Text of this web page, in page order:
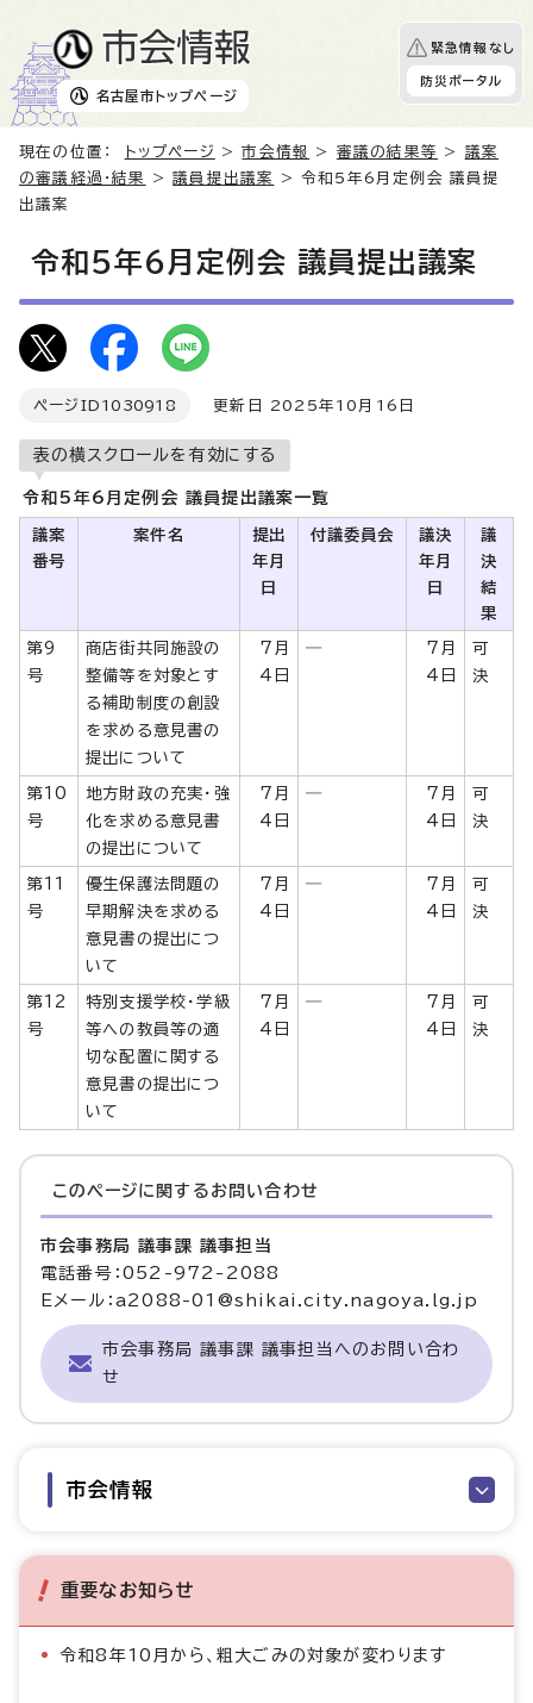
名古屋市 トップページ
緊急情報なし
防災ポータル
現在の位置： トップページ >市会情報 > 審議の結果等 > 議案
の審議経過・結果
>議員提出議案
> 令和5年6月定例会 議員提
出議案
令和5年6月定例会 議員提出議案
ページID 1030918 更新日 2025年10月16日
表の横スクロールを有効にする
令和5年6月定例会 議員提出議案一覧
議案
番号
案件名
提出
年月
日
付議委員会
議決
年月
日
議
決
結
果
第9
号
商店街共同施設の
整備等を対象とす
る補助制度の創設
を求める意見書の
提出について
7月
4日
―
7月
4日
可
決
第10
号
地方財政の充実・強
化を求める意見書
の提出について
7月
4日
―
7月
4日
可
決
第11
号
優生保護法問題の
早期解決を求める
意見書の提出につ
いて
7月
4日
―
7月
4日
可
決
第12
号
特別支援学校・学級
等への教員等の適
切な配置に関する
意見書の提出につ
いて
7月
4日
―
7月
4日
可
決
このページに関する お問い合わせ
市会事務局 議事課 議事担当
電話番号：052-972-2088
Eメール：a2088-01@shikai.city.nagoya.lg.jp
市会事務局 議事課 議事担当へのお問い合わ
せ
市会情報
重要なお知らせ
令和8年10月から、粗大ごみの対象が変わります